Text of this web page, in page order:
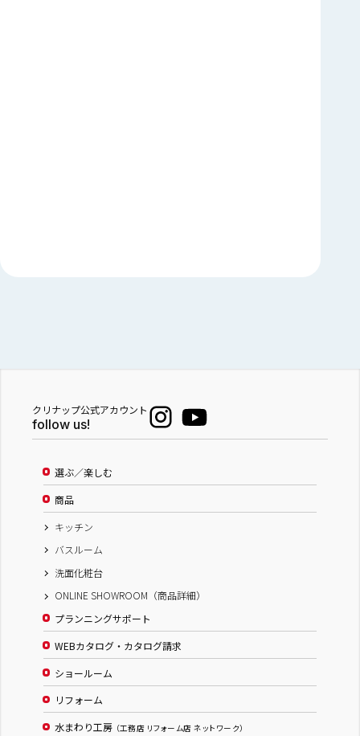
クリナップ公式アカウント
follow us!
選ぶ／楽しむ
商品
キッチン
バスルーム
洗面化粧台
ONLINE SHOWROOM（商品詳細）
プランニングサポート
WEBカタログ・カタログ請求
ショールーム
リフォーム
水まわり工房 （工務店 リフォーム店 ネットワーク）